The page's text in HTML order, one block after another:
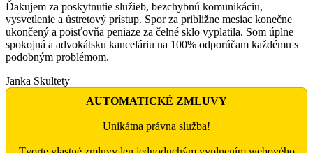
Ďakujem za poskytnutie služieb, bezchybnú komunikáciu,
vysvetlenie a ústretový prístup. Spor za približne mesiac konečne
ukončený a poisťovňa peniaze za čelné sklo vyplatila. Som úplne
spokojná a advokátsku kanceláriu na 100% odporúčam každému s
podobným problémom.
Janka Skultety
AUTOMATICKÉ ZMLUVY
Unikátna právna služba!